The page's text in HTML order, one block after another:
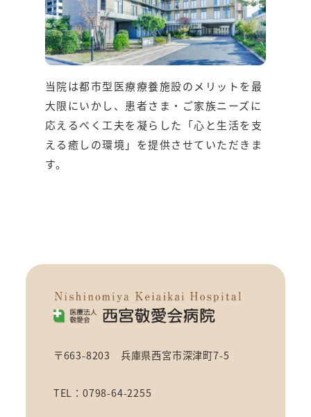
当院は都市型医療療養施設のメリットを最
大限にいかし、患者さま・ご家族ニーズに
応えるべく工夫を凝らした「心と生活を支
える癒しの環境」を提供させていただきま
す。
〒663-8203 兵庫県西宮市深津町7-5
TEL：0798-64-2255